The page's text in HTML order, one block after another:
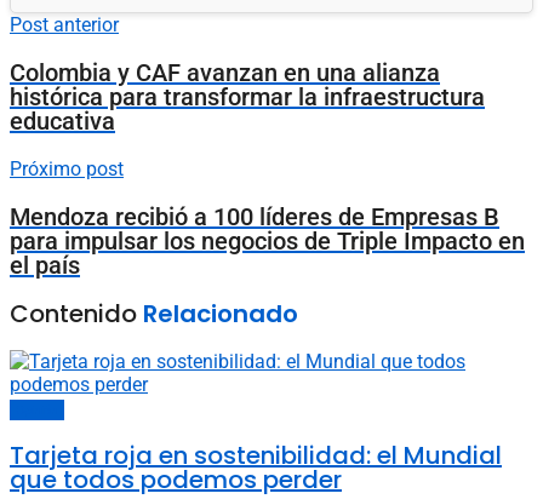
Post anterior
Colombia y CAF avanzan en una alianza
histórica para transformar la infraestructura
educativa
Próximo post
Mendoza recibió a 100 líderes de Empresas B
para impulsar los negocios de Triple Impacto en
el país
Contenido Relacionado
Tarjeta roja en sostenibilidad: el Mundial
que todos podemos perder